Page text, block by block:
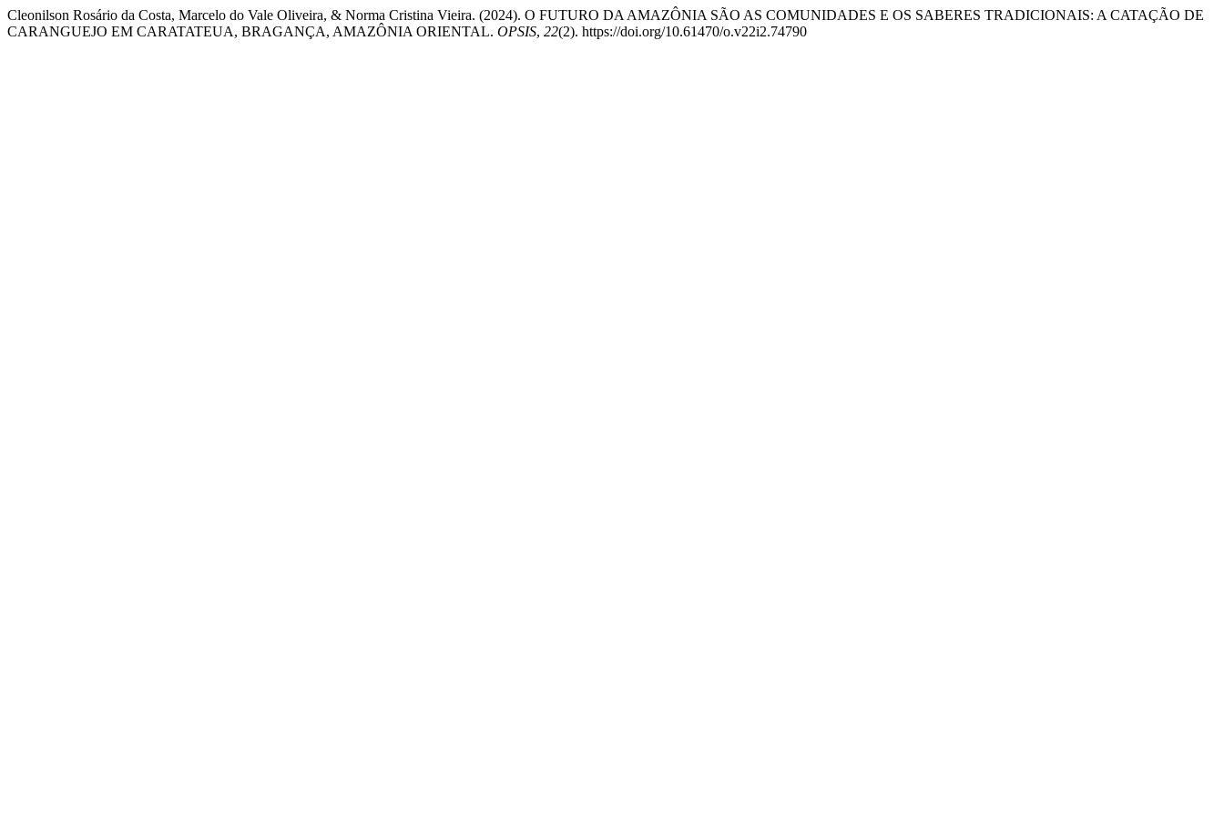
Cleonilson Rosário da Costa, Marcelo do Vale Oliveira, & Norma Cristina Vieira. (2024). O FUTURO DA AMAZÔNIA SÃO AS COMUNIDADES E OS SABERES TRADICIONAIS: A CATAÇÃO DE
CARANGUEJO EM CARATATEUA, BRAGANÇA, AMAZÔNIA ORIENTAL. OPSIS, 22(2). https://doi.org/10.61470/o.v22i2.74790